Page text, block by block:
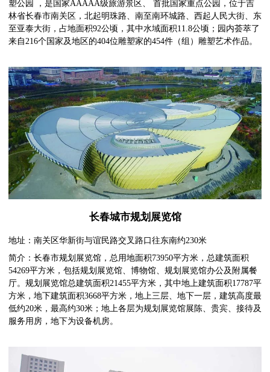
塑公园 ，是国家AAAAA级旅游景区、 首批国家重点公园，位于吉
林省长春市南关区，北起明珠路、南至南环城路、西起人民大街、东
至亚泰大街，占地面积92公顷，其中水域面积11.8公顷；园内荟萃了
来自216个国家及地区的404位雕塑家的454件（组）雕塑艺术作品。
长春城市规划展览馆
地址：南关区华新街与谊民路交叉路口往东南约230米
简介：长春市规划展览馆，总用地面积73950平方米，总建筑面积
54269平方米，包括规划展览馆、博物馆、规划展览馆办公及附属餐
厅。规划展览馆总建筑面积21455平方米，其中地上建筑面积17787平
方米，地下建筑面积3668平方米，地上三层、地下一层，建筑高度最
低约20米，最高约30米；地上各层为规划展览馆展陈、贵宾、接待及
服务用房，地下为设备机房。